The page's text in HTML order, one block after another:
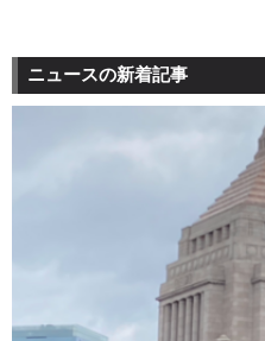
ニュースの新着記事